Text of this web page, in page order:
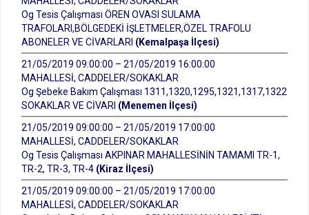
Og Tesis Çalışması ÖREN OVASI SULAMA
TRAFOLARI,BÖLGEDEKİ İŞLETMELER,ÖZEL TRAFOLU
ABONELER VE CİVARLARI (Kemalpaşa İlçesi)
21/05/2019 09:00:00 – 21/05/2019 16:00:00
MAHALLESİ, CADDELER/SOKAKLAR
Og Şebeke Bakım Çalışması 1311,1320,1295,1321,1317,1322
SOKAKLAR VE CİVARI (Menemen İlçesi)
21/05/2019 09:00:00 – 21/05/2019 17:00:00
MAHALLESİ, CADDELER/SOKAKLAR
Og Tesis Çalışması AKPINAR MAHALLESİNİN TAMAMI TR-1,
TR-2, TR-3, TR-4 (Kiraz İlçesi)
21/05/2019 09:00:00 – 21/05/2019 17:00:00
MAHALLESİ, CADDELER/SOKAKLAR